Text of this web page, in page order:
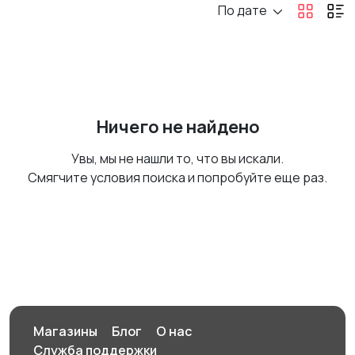
По дате
Ничего не найдено
Увы, мы не нашли то, что вы искали.
Смягчите условия поиска и попробуйте еще раз.
Магазины Блог
О нас
Служба поддержки